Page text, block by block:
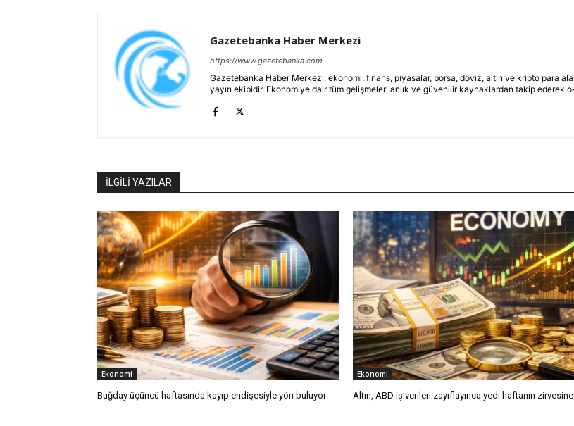
Gazetebanka Haber Merkezi
https://www.gazetebanka.com
Gazetebanka Haber Merkezi, ekonomi, finans, piyasalar, borsa, döviz, altın ve kripto para
yayın ekibidir. Ekonomiye dair tüm gelişmeleri anlık ve güvenilir kaynaklardan takip ederek
İLGİLİ YAZILAR
Ekonomi
Buğday üçüncü haftasında kayıp endişesiyle yön buluyor
Ekonomi
Altın, ABD iş verileri zayıflayınca yedi haftanın zirvesine